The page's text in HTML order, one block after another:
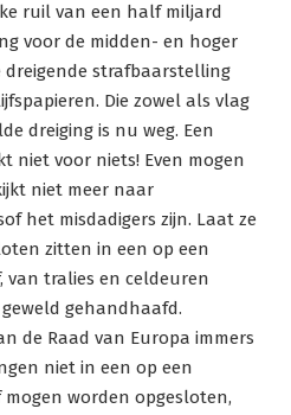
ruil van een half miljard
voor de midden- en hoger
strafbaarstelling
Die zowel als vlag
dreiging is nu weg. Een
niet voor niets! Even mogen
niet meer naar
het misdadigers zijn. Laat ze
zitten in een op een
van tralies en celdeuren
gehandhaafd.
de Raad van Europa immers
niet in een op een
worden opgesloten,